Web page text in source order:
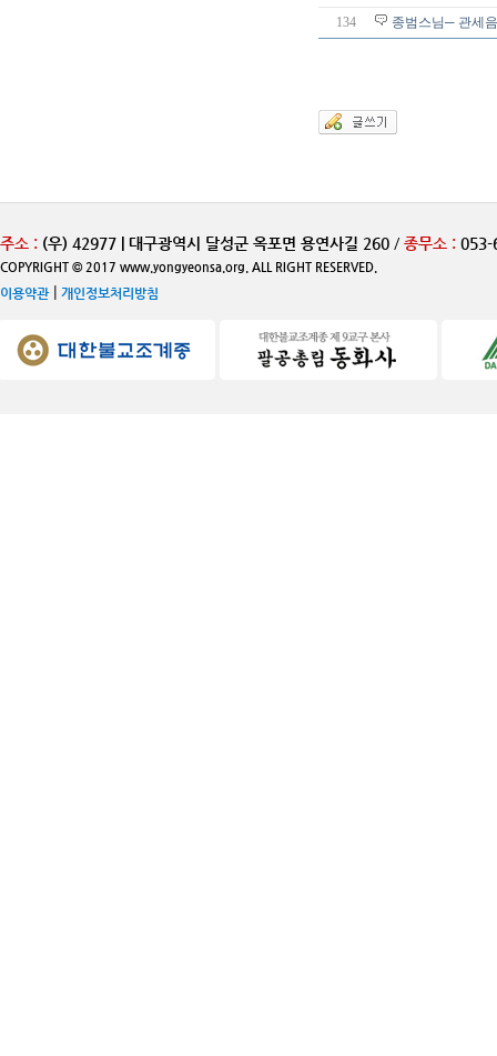
134
종범스님─ 관세
주소 : (우) 42977 | 대구광역시 달성군 옥포면 용연사길 260 / 종무소 : 053-
COPYRIGHT © 2017 www.yongyeonsa.org. ALL RIGHT RESERVED.
이용약관| 개인정보처리방침